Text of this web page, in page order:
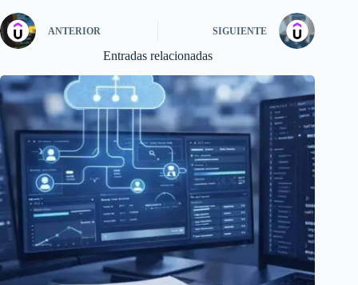
ANTERIOR SIGUIENTE
Entradas relacionadas